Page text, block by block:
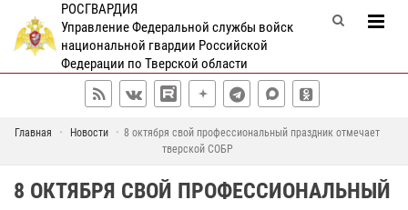
РОСГВАРДИЯ
Управление Федеральной службы войск
национальной гвардии Российской
Федерации по Тверской области
Главная Новости
8 октября свой профессиональный праздник отмечает
тверской СОБР
8 ОКТЯБРЯ СВОЙ ПРОФЕССИОНАЛЬНЫЙ